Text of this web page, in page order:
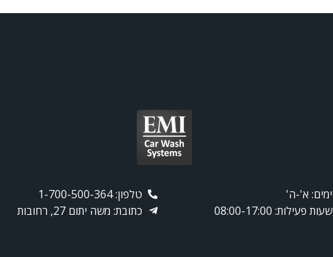
ימים: א'-ה'
שעות פעילות: 08:00-17:00
טלפון: 1-700-500-364
כתובת: משה יתום 27, רחובות